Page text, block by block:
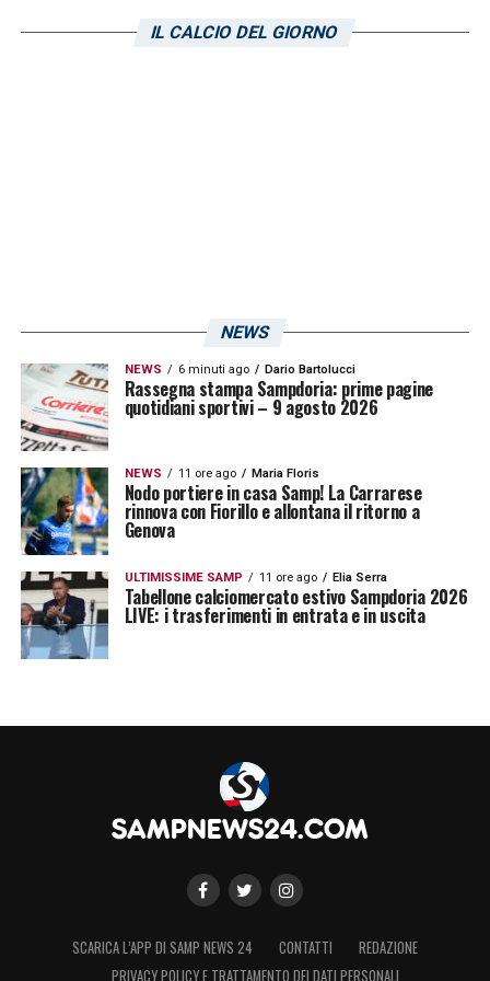
IL CALCIO DEL GIORNO
NEWS
NEWS 6 minuti ago Dario Bartolucci
Rassegna stampa Sampdoria: prime pagine
quotidiani sportivi – 9 agosto 2026
NEWS 11 ore ago Maria Floris
Nodo portiere in casa Samp! La Carrarese
rinnova con Fiorillo e allontana il ritorno a
Genova
ULTIMISSIME SAMP 11 ore ago Elia Serra
Tabellone calciomercato estivo Sampdoria 2026
LIVE: i trasferimenti in entrata e in uscita
SCARICA L’APP DI SAMP NEWS 24 CONTATTI
REDAZIONE
PRIVACY POLICY E TRATTAMENTO DEI DATI PERSONALI